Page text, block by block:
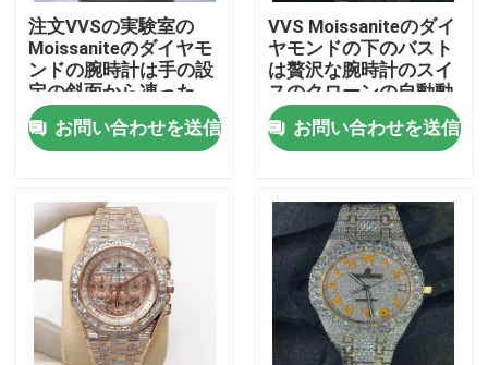
家
プロダクト
私達について
工場旅行
品質管理
注文VVSの実験室の
Moissaniteのダイヤモ
ンドの腕時計は手の設
定の斜面から凍った
お問い合わせを送信
VVS Moissaniteのダイ
ヤモンドの下のバスト
は贅沢な腕時計のスイ
スのクローンの自動動
きの手首を凍らした
お問い合わせを送信